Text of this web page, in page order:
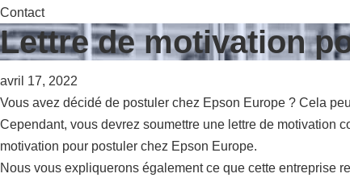
Contact
Lettre de motivation
avril 17, 2022
Vous avez décidé de postuler chez Epson Europe ? Cela
Cependant, vous devrez soumettre une lettre de motivation
motivation pour postuler chez Epson Europe.
Nous vous expliquerons également ce que cette entreprise